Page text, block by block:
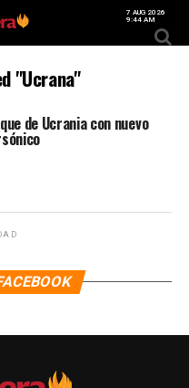
7 AUG 2026
9:44 AM
"Ucrana"
de Ucrania con nuevo